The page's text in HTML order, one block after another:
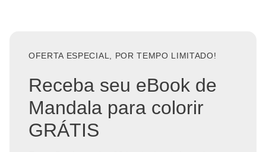
OFERTA ESPECIAL, POR TEMPO LIMITADO!
Receba seu eBook de
Mandala para colorir
GRÁTIS